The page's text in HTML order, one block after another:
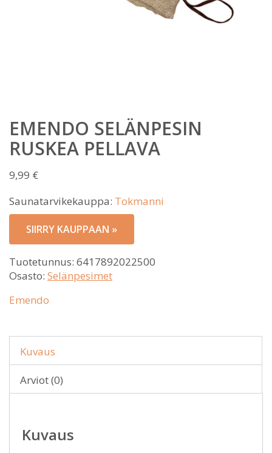
EMENDO SELÄNPESIN
RUSKEA PELLAVA
9,99 €
Saunatarvikekauppa: Tokmanni
SIIRRY KAUPPAAN »
Tuotetunnus: 6417892022500
Osasto: Selänpesimet
Emendo
Kuvaus
Arviot (0)
Kuvaus